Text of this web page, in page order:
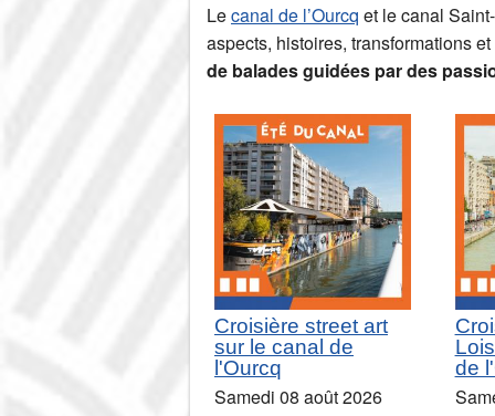
Lecanal de l’Ourcq et le canal
aspects, histoires, transformations
de balades guidées par des
Croisière street art
sur le canal de
l'Ourcq
Samedi 08 août 2026
de